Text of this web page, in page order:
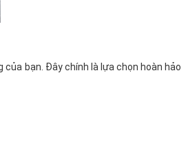
bạn. Đây chính là lựa chọn hoàn hảo